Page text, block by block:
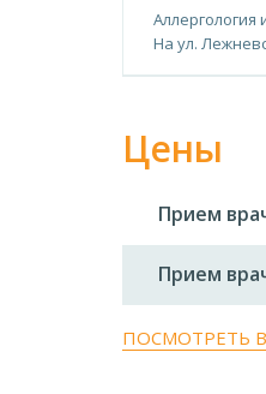
Аллергология
На ул.
Цены
Прием
Прием
ПОСМОТРЕТЬ